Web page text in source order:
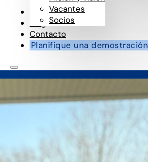
Vacantes
Socios
Clientes
Blog
Contacto
Planifique una demostración